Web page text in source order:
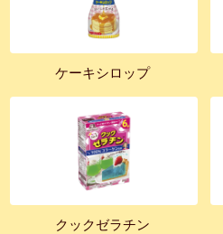
ケーキシロップ
クックゼラチン